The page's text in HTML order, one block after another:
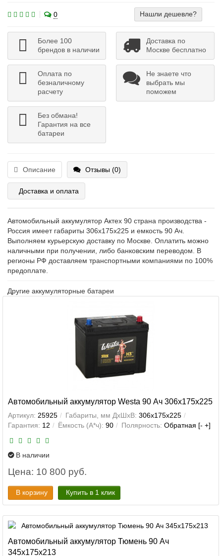
0 Нашли дешевле?
Более 100
брендов в наличии
Доставка по
Москве бесплатно
Оплата по
безналичному
расчету
Не знаете что
выбрать мы
поможем
Без обмана!
Гарантия на все
батареи
Описание Отзывы (0)
Доставка и оплата
Автомобильный аккумулятор Актех 90 страна производства -
Россия имеет габариты 306x175x225 и емкость 90 Ач.
Выполняем курьерскую доставку по Москве. Оплатить можно
наличными при получении, либо банковским переводом. В
регионы РФ доставляем транспортными компаниями по 100%
предоплате.
Другие аккумуляторные батареи
Автомобильный аккумулятор Westa 90 Ач 306x175x225
Артикул: 25925 Габариты, мм ДхШхВ: 306x175x225
Гарантия: 12 Ёмкость (А*ч): 90 Полярность: Обратная [- +]
В наличии
Цена: 10 800 руб.
В корзину Купить в 1 клик
Автомобильный аккумулятор Тюмень 90 Ач
345x175x213